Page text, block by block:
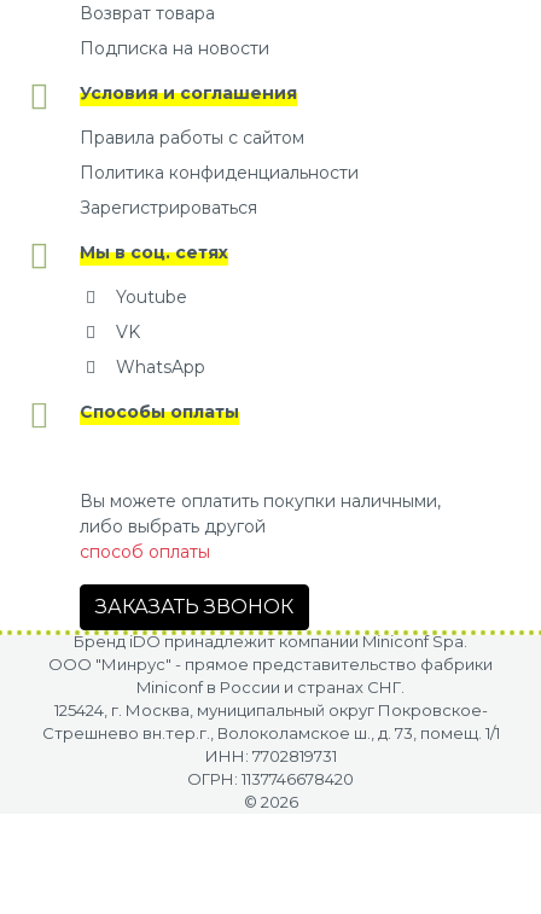
Возврат товара
Подписка на новости
Условия и соглашения
Правила работы с сайтом
Политика конфиденциальности
Зарегистрироваться
Мы в соц. сетях
Youtube
VK
WhatsApp
Способы оплаты
Вы можете оплатить покупки наличными,
либо выбрать другой
способ оплаты
ЗАКАЗАТЬ ЗВОНОК
Бренд iDO принадлежит компании Miniconf Spa.
OOO "Минрус" - прямое представительство фабрики
Miniconf в России и странах СНГ.
125424, г. Москва, муниципальный округ Покровское-
Стрешнево вн.тер.г., Волоколамское ш., д. 73, помещ. 1/1
ИНН: 7702819731
ОГРН: 1137746678420
© 2026